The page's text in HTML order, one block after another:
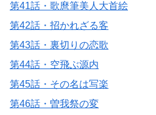
第41話・歌麿筆美人大首絵
第42話・招かれざる客
第43話・裏切りの恋歌
第44話・空飛ぶ源内
第45話・その名は写楽
第46話・曽我祭の変